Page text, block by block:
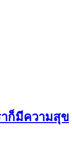
าก็มีความสุข